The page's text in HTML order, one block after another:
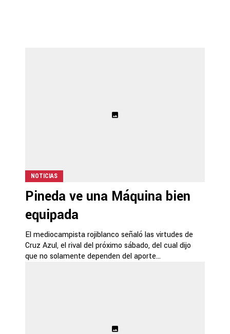
NOTICIAS
Pineda ve una Máquina bien
equipada
El mediocampista rojiblanco señaló las virtudes de
Cruz Azul, el rival del próximo sábado, del cual dijo
que no solamente dependen del aporte...